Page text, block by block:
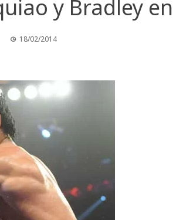
y Bradley
18/02/2014